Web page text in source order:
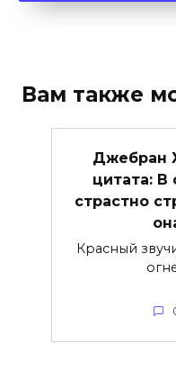
Вам также
Джебран
цитата: В
страстно
Красный